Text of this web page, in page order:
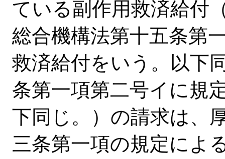
ている副作用救済給付
総合機構法第十五条第
救済給付をいう。以下
条第一項第二号イに規
下同じ。）の請求は、
三条第一項の規定によ